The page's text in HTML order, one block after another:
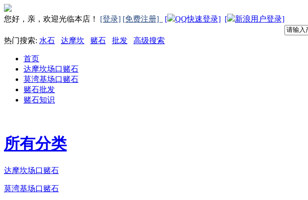
您好，亲，欢迎光临本店！ [登录] [免费注册] [ QQ快速登录] [ 新浪用户登录]
热门搜索: 水石 达摩坎 赌石 批发 高级搜索
首页
达摩坎场口赌石
莫湾基场口赌石
赌石批发
赌石知识
所有分类
达摩坎场口赌石
莫湾基场口赌石